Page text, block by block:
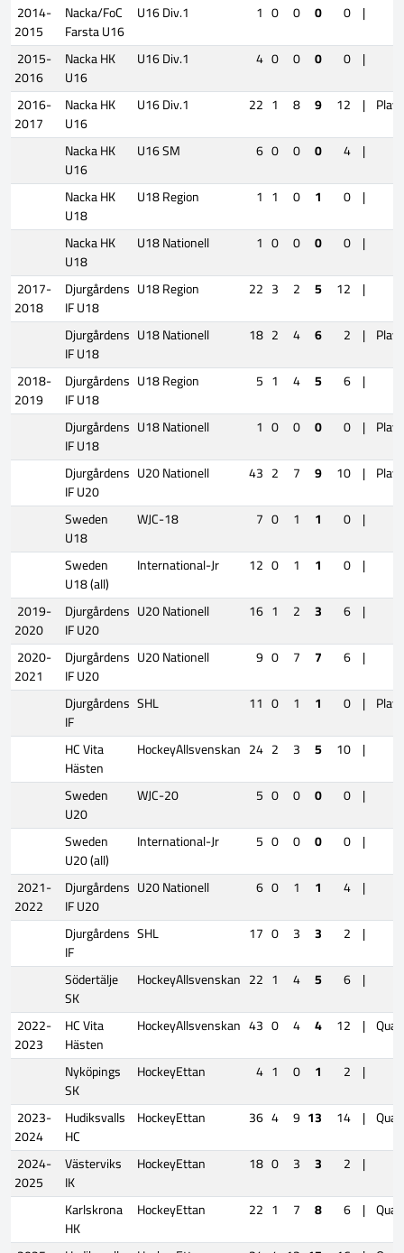
2014-
2015
Nacka/FoC
Farsta U16
U16 Div.1 1 0 0 0 0 |
2015-
2016
Nacka HK
U16
U16 Div.1 4 0 0 0 0 |
2016-
2017
Nacka HK
U16
U16 Div.1 22 1 8 9 12 |
Nacka HK
U16
U16 SM 6 0 0 0 4 |
Nacka HK
U18
U18 Region 1 1 0 1 0 |
Nacka HK
U18
U18 Nationell 1 0 0 0 0 |
2017-
2018
Djurgårdens
IF U18
U18 Region 22 3 2 5 12 |
Djurgårdens
IF U18
U18 Nationell 18 2 4 6 2 |
2018-
2019
Djurgårdens
IF U18
U18 Region 5 1 4 5 6 |
Djurgårdens
IF U18
U18 Nationell 1 0 0 0 0 |
Djurgårdens
IF U20
U20 Nationell 43 2 7 9 10 |
Sweden
U18
WJC-18 7 0 1 1 0 |
Sweden
U18 (all)
International-Jr 12 0 1 1 0 |
2019-
2020
Djurgårdens
IF U20
U20 Nationell 16 1 2 3 6 |
2020-
2021
Djurgårdens
IF U20
U20 Nationell 9 0 7 7 6 |
Djurgårdens
IF
SHL 11 0 1 1 0 |
HC Vita
Hästen
HockeyAllsvenskan 24 2 3 5 10 |
Sweden
U20
WJC-20 5 0 0 0 0 |
Sweden
U20 (all)
International-Jr 5 0 0 0 0 |
2021-
2022
Djurgårdens
IF U20
U20 Nationell 6 0 1 1 4 |
Djurgårdens
IF
SHL 17 0 3 3 2 |
Södertälje
SK
HockeyAllsvenskan 22 1 4 5 6 |
2022-
2023
HC Vita
Hästen
HockeyAllsvenskan 43 0 4 4 12 |
Nyköpings
SK
HockeyEttan 4 1 0 1 2 |
2023-
2024
Hudiksvalls
HC
HockeyEttan 36 4 9 13 14 |
2024-
2025
Västerviks
IK
HockeyEttan 18 0 3 3 2 |
Karlskrona
HK
HockeyEttan 22 1 7 8 6 |